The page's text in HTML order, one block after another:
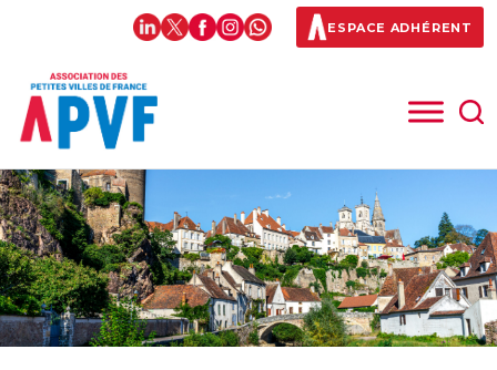
ESPACE ADHÉRENT